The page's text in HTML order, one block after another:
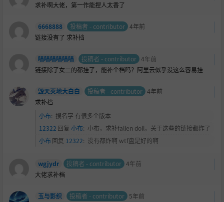
求补啊大佬，第一作能捏人太香了
6668888 投稿者 - contributor 4年前
链接没有了 求补挡
喵喵喵喵喵喵 投稿者 - contributor 4年前
链接除了女二的都挂了，能补个档吗？阿里云似乎没这么容易挂
毁天灭地大白白 投稿者 - contributor 4年前
求补档
小布: 搜名字 有很多个版本
12322 回复 小布: 小布，求补fallen doll，关于这些的链接都炸了
小布 回复 12322: 没有都炸啊 wtf盘是好的啊
wgjydr 投稿者 - contributor 4年前
大佬求补档
玉与影织 投稿者 - contributor 5年前